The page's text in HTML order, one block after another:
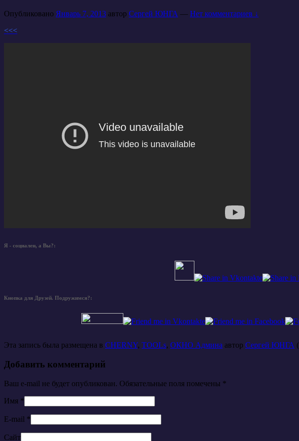
Опубликовано Январь 7, 2013 автор Сергей ЮНГА — Нет комментариев ↓
<<<
Я - социален, а Вы?:
Кнопка для Друзей. Подружимся?:
Эта запись была размещена в CHERNY, TOOLs, ОКНО Админа автор Сергей ЮНГА (
Добавить комментарий
Ваш e-mail не будет опубликован. Обязательные поля помечены *
Имя *
E-mail *
Сайт